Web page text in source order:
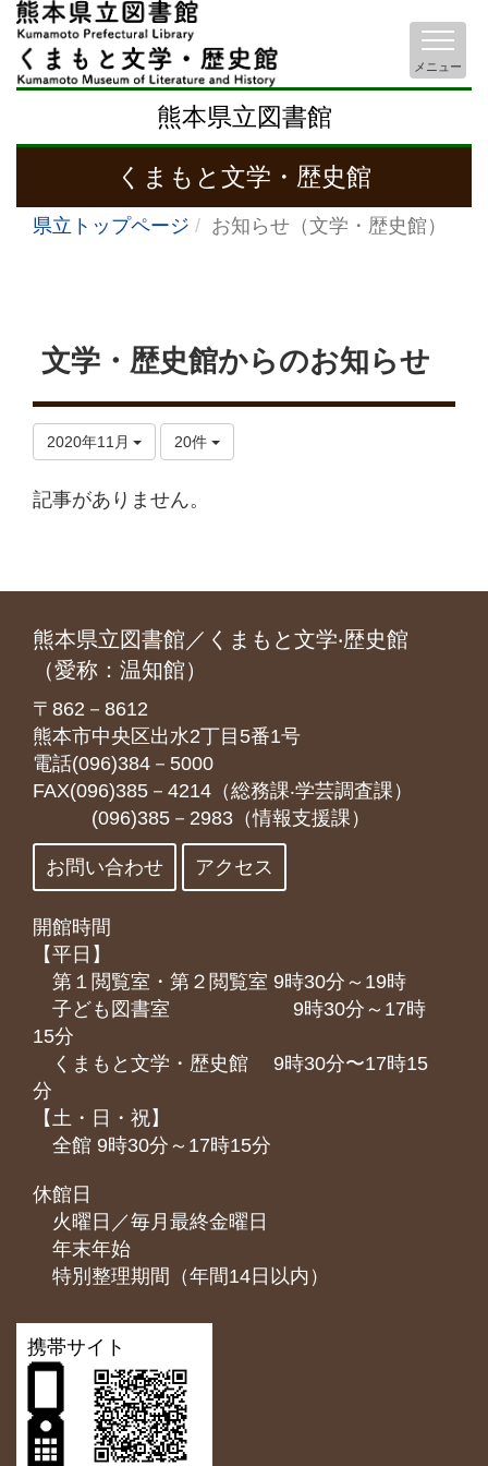
熊本県立図書館
くまもと文学・歴史館
メニュー
県立トップページ お知らせ（文学・歴史館）
文学・歴史館からのお知らせ
2020年11月 20件
記事がありません。
熊本県立図書館／くまもと文学‧歴史館
（愛称：温知館）
〒862－8612
熊本市中央区出水2丁目5番1号
電話(096)384－5000
FAX(096)385－4214（総務課‧学芸調査課）
(096)385－2983（情報支援課）
お問い合わせ アクセス
開館時間
【平日】
第１閲覧室・第２閲覧室 9時30分～19時
子ども図書室 9時30分～17時
15分
くまもと⽂学・歴史館 9時30分〜17時15
分
【土・日・祝】
全館 9時30分～17時15分
休館日
火曜日／毎月最終金曜日
年末年始
特別整理期間（年間14日以内）
携帯サイト